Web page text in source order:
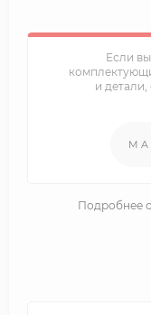
Если
и
Подробнее